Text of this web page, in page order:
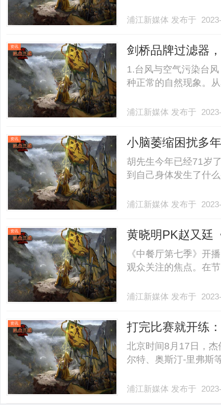
浦江新媒体 发布于
资讯 剑桥品牌过滤器
1.台风与空气污染台
种正常的自然现象。
浦江新媒体 发布于
资讯 小脑萎缩困扰多
胡先生今年已经71岁
到自己身体发生了什
浦江新媒体 发布于
资讯
黄晓明PK赵又廷
长，两天输了两场
《中餐厅第七季》开
观众关注的焦点。在
浦江新媒体 发布于
资讯
打完比赛就开练
目标得分王？
北京时间8月17日，
尔特、奥斯汀-里弗斯
浦江新媒体 发布于